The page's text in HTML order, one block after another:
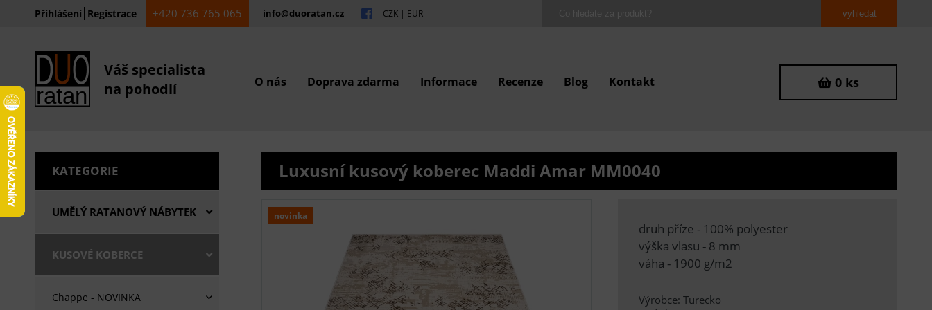
Přihlášení Registrace +420 736 765 065 info@duoratan.cz CZK | EUR
Váš specialista
na pohodlí
O nás Doprava zdarma Informace Recenze Blog Kontakt 0 ks
KATEGORIE
UMĚLÝ RATANOVÝ NÁBYTEK
KUSOVÉ KOBERCE
Chappe - NOVINKA
Luxusní kusový koberec Maddi Amar MM0040
novinka
druh příze - 100% polyester
výška vlasu - 8 mm
váha - 1900 g/m2
Výrobce: Turecko